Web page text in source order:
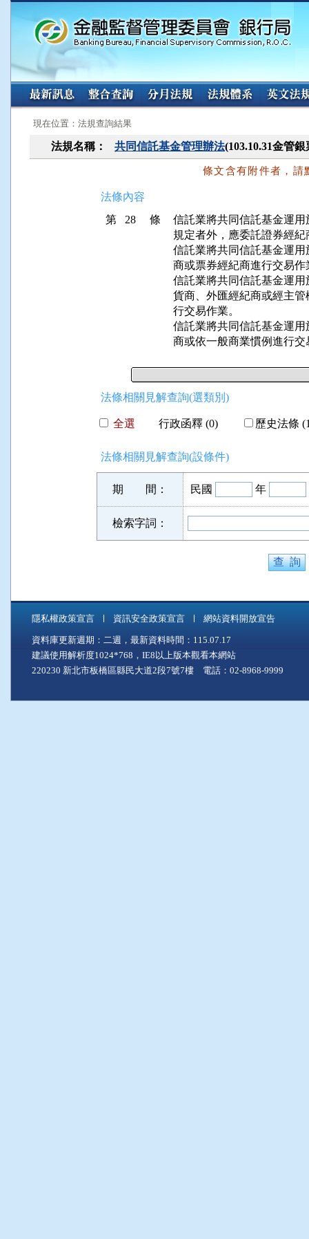
:::
現在位置：法規查詢結果
法規名稱： 共同信託基金管理辦法(103.10.31金管
條文含有附件者，請
法條內容
第 28 條
信託業將共同信託基金運
規定者外，應委託證券經
信託業將共同信託基金運
商或票券經紀商進行交易作
信託業將共同信託基金運
貨商、外匯經紀商或經主
行交易作業。
信託業將共同信託基金運
商或依一般商業慣例進行交
法條相關見解查詢(選類別)
全選 行政函釋 (0) 歷史法條
法條相關見解查詢(設條件)
期 間： 民國 年
檢索字詞：
隱私權政策宣言 資訊安全政策宣言 網站資料開放宣告
資料庫更新週期：二週，最新資料時間：115.07.17
建議使用解析度1024*768，IE8以上版本觀看本網站
220230 新北市板橋區縣民大道2段7號7樓 電話：02-8968-9999